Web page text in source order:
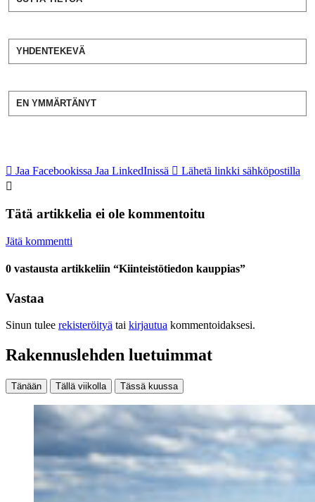
YHDENTEKEVÄ
EN YMMÄRTÄNYT
Jaa Facebookissa Jaa LinkedInissä Lähetä linkki sähköpostilla
Tätä artikkelia ei ole kommentoitu
Jätä kommentti
0 vastausta artikkeliin “Kiinteistötiedon kauppias”
Vastaa
Sinun tulee rekisteröityä tai kirjautua kommentoidaksesi.
Rakennuslehden luetuimmat
Tänään Tällä viikolla Tässä kuussa